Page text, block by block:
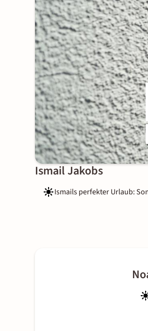
Ismail Jakobs
Ismails perfekter Urlaub: